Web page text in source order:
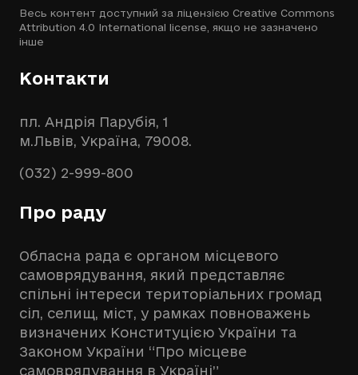
Весь контент доступний за ліцензією Creative Commons
Attribution 4.0 International license , якщо не зазначено
інше
Контакти
пл. Андрія Парубія, 1
м.Львів, Україна, 79008.
(032) 2-999-800
Про раду
Обласна рада є органом місцевого
самоврядування, який представляє
спільні інтереси територіальних громад
сіл, селищ, міст, у рамках повноважень
визначених Конституцією України та
Законом України “Про місцеве
самоврядування в Україні”